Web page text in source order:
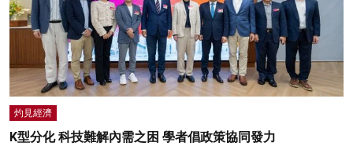
灼見經濟
K型分化 科技難解內需之困 學者倡政策協同發力